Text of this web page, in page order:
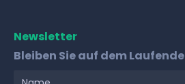
Newsletter
Bleiben Sie auf dem